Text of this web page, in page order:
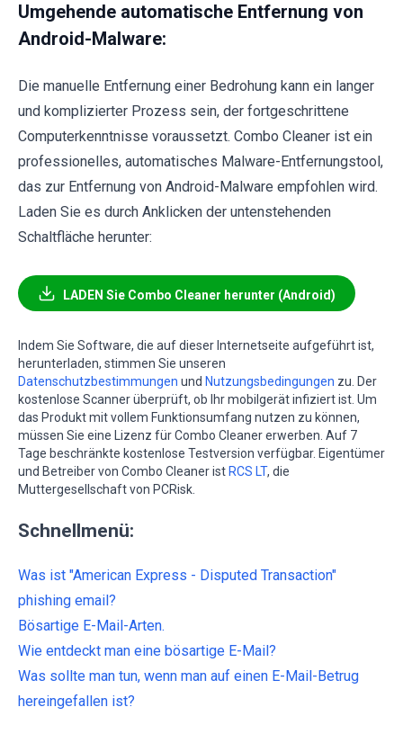
Umgehende automatische Entfernung von
Android-Malware:
Die manuelle Entfernung einer Bedrohung kann ein langer
und komplizierter Prozess sein, der fortgeschrittene
Computerkenntnisse voraussetzt. Combo Cleaner ist ein
professionelles, automatisches Malware-Entfernungstool,
das zur Entfernung von Android-Malware empfohlen wird.
Laden Sie es durch Anklicken der untenstehenden
Schaltfläche herunter:
LADEN Sie Combo Cleaner herunter (Android)
Indem Sie Software, die auf dieser Internetseite aufgeführt ist,
herunterladen, stimmen Sie unseren
Datenschutzbestimmungen und Nutzungsbedingungen zu. Der
kostenlose Scanner überprüft, ob Ihr mobilgerät infiziert ist. Um
das Produkt mit vollem Funktionsumfang nutzen zu können,
müssen Sie eine Lizenz für Combo Cleaner erwerben. Auf 7
Tage beschränkte kostenlose Testversion verfügbar. Eigentümer
und Betreiber von Combo Cleaner ist RCS LT, die
Muttergesellschaft von PCRisk.
Schnellmenü:
Was ist "American Express - Disputed Transaction"
phishing email?
Bösartige E-Mail-Arten.
Wie entdeckt man eine bösartige E-Mail?
Was sollte man tun, wenn man auf einen E-Mail-Betrug
hereingefallen ist?